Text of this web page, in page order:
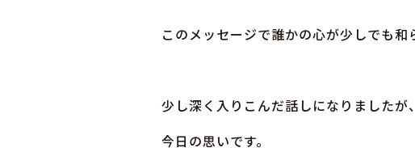
このメッセージで誰かの心が少しでも和
少し深く入りこんだ話しになりましたが、
今日の思いです。